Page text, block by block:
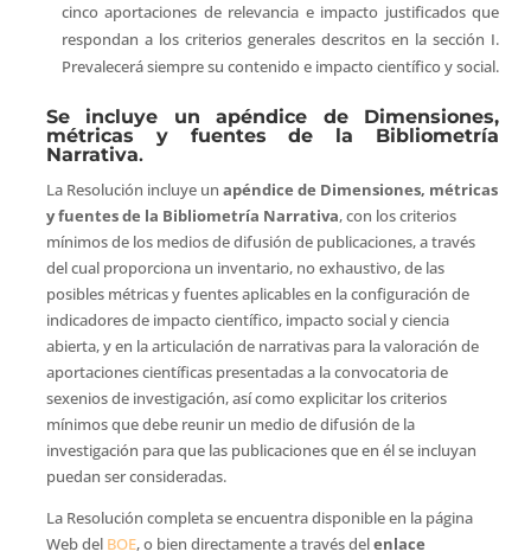
cinco aportaciones de relevancia e impacto justificados que
respondan a los criterios generales descritos en la sección I.
Prevalecerá siempre su contenido e impacto científico y social.
Se incluye un apéndice de Dimensiones,
métricas y fuentes de la Bibliometría
Narrativa.
La Resolución incluye un apéndice de Dimensiones, métricas
y fuentes de la Bibliometría Narrativa, con los criterios
mínimos de los medios de difusión de publicaciones, a través
del cual proporciona un inventario, no exhaustivo, de las
posibles métricas y fuentes aplicables en la configuración de
indicadores de impacto científico, impacto social y ciencia
abierta, y en la articulación de narrativas para la valoración de
aportaciones científicas presentadas a la convocatoria de
sexenios de investigación, así como explicitar los criterios
mínimos que debe reunir un medio de difusión de la
investigación para que las publicaciones que en él se incluyan
puedan ser consideradas.
La Resolución completa se encuentra disponible en la página
Web del BOE, o bien directamente a través delenlace